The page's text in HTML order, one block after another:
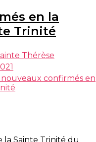
en la
Trinité
Thérèse
nouveaux confirmés en
la Sainte Trinité du